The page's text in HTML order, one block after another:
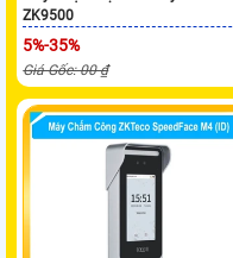
ZK9500
5%-35%
Giá Gốc: 00 ₫